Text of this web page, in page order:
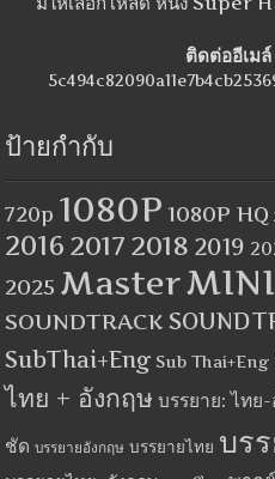
ติดต่ออีเม
ป้ายกำกับ
720p 1080P 1080P HQ
2016 2017 2018 2019
2025 Master
SOUNDTRACK
SubThai+Eng Sub Thai+Eng
ไทย + อังกฤษ บรรยาย: ไทย
ชัด บรรยายอังกฤษ บรรยายไทย บร